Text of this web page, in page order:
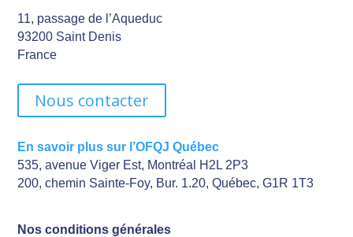
11, passage de l’Aqueduc
93200 Saint Denis
France
Nous contacter
En savoir plus sur l’OFQJ Québec
535, avenue Viger Est, Montréal H2L 2P3
200, chemin Sainte-Foy, Bur. 1.20, Québec, G1R 1T3
Nos conditions générales